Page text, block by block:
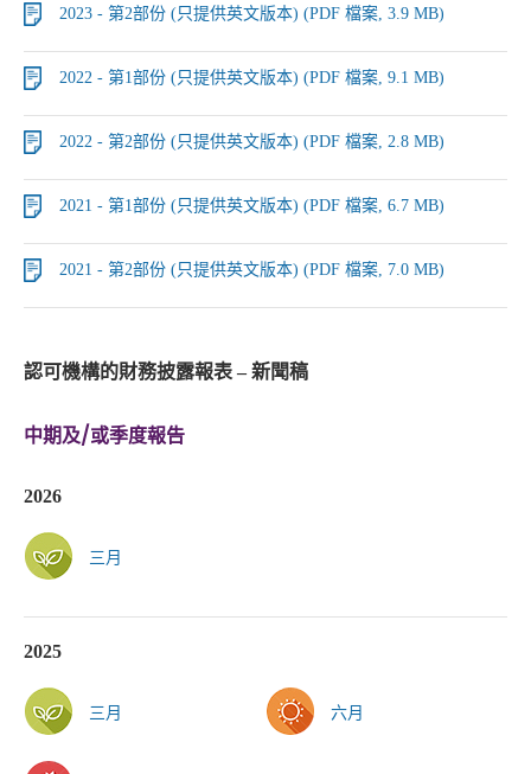
2023 - 第2部份 (只提供英文版本) (PDF 檔案, 3.9 MB)
2022 - 第1部份 (只提供英文版本) (PDF 檔案, 9.1 MB)
2022 - 第2部份 (只提供英文版本) (PDF 檔案, 2.8 MB)
2021 - 第1部份 (只提供英文版本) (PDF 檔案, 6.7 MB)
2021 - 第2部份 (只提供英文版本) (PDF 檔案, 7.0 MB)
認可機構的財務披露報表 – 新聞稿
中期及/或季度報告
2026
三月
2025
三月 六月